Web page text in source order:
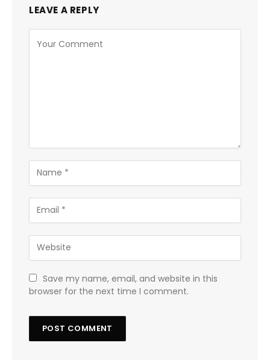
LEAVE A REPLY
Save my name, email, and website in this
browser for the next time I comment.